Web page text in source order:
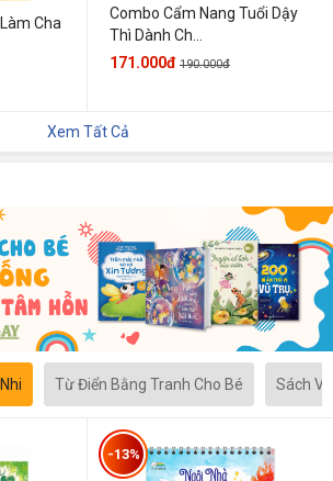
Cha
Combo Cẩm Nang Tuổi Dậy
Thì Dành Ch...
171.000đ 190.000đ
Xem Tất Cả
Từ Điển Bằng Tranh Cho Bé Sách
-13%